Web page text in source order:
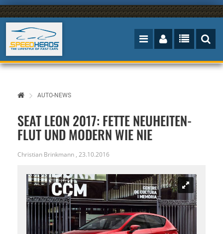
AUTO-NEWS
SEAT LEON 2017: FETTE NEUHEITEN-
FLUT UND MODERN WIE NIE
Christian Brinkmann , 23.10.2016